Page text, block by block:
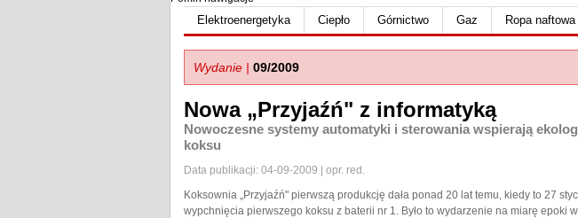
Elektroenergetyka Ciepło Górnictwo Gaz Ropa naftowa
Wydanie | 09/2009
Nowa „Przyjaźń" z informatyką
Nowoczesne systemy automatyki i sterowania wspierają
koksu
Data publikacji: 04-09-2009 | opr. red.
Koksownia „Przyjaźń" pierwszą produkcję dała ponad 20 lat temu, kiedy to 27
wypchnięcia pierwszego koksu z baterii nr 1. Było to wydarzenie na miarę epoki